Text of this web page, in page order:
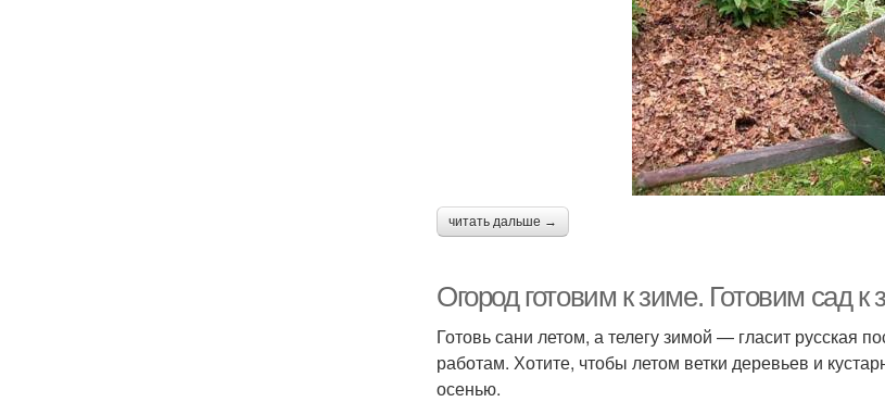
читать дальше →
Огород готовим к зиме. Готовим сад к
Готовь сани летом, а телегу зимой — гласит русская
работам. Хотите, чтобы летом ветки деревьев и
осенью.